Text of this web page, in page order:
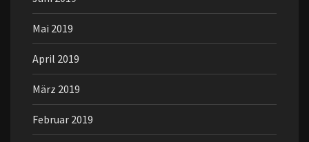
Mai 2019
April 2019
März 2019
Februar 2019